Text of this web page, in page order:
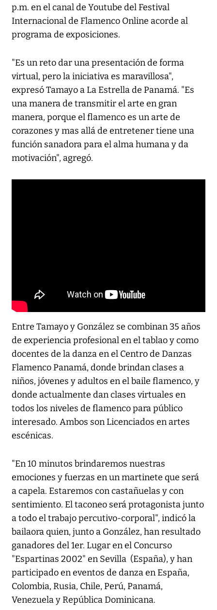
p.m. en el canal de Youtube del Festival
Internacional de Flamenco Online acorde al
programa de exposiciones.
"Es un reto dar una presentación de forma
virtual, pero la iniciativa es maravillosa",
expresó Tamayo aLa Estrella de Panamá. "Es
una manera de transmitir el arte en gran
manera, porque el flamenco es un arte de
corazones y mas allá de entretener tiene una
función sanadora para el alma humana y da
motivación", agregó.
Entre Tamayo y González se combinan 35 años
de experiencia profesional en el tablao y como
docentes de la danza en el Centro de Danzas
Flamenco Panamá, donde brindan clases a
niños, jóvenes y adultos en el baile flamenco, y
donde actualmente dan clases virtuales en
todos los niveles de flamenco para público
interesado. Ambos son Licenciados en artes
escénicas.
"En 10 minutos brindaremos nuestras
emociones y fuerzas en un martinete que será
a capela. Estaremos con castañuelas y con
sentimiento. El taconeo será protagonista junto
a todo el trabajo percutivo-corporal", indicó la
bailaora quien, junto a González, han resultado
ganadores del 1er. Lugar en el Concurso
"Espartinas 2002" en Sevilla (España), y han
participado en eventos de danza en España,
Colombia, Rusia, Chile, Perú, Panamá,
Venezuela y República Dominicana.